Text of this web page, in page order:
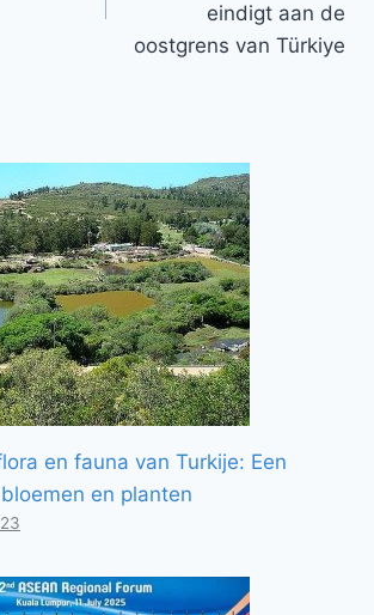
eindigt aan de
oostgrens van Türkiye
en fauna van Turkije: Een
en planten